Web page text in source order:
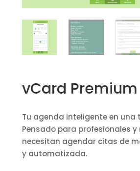
vCard
Tu agenda inteligente en
Pensado para profesionales y
necesitan agendar citas de
y automatizada.